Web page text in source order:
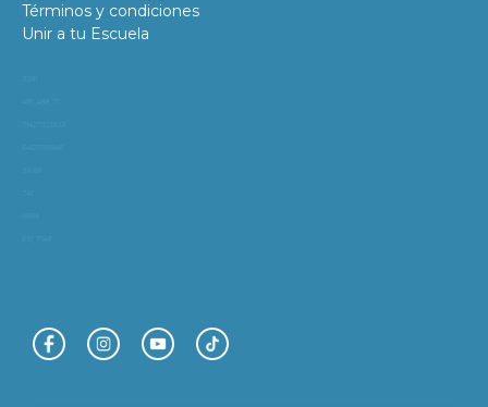
Términos y condiciones
Unir a tu Escuela